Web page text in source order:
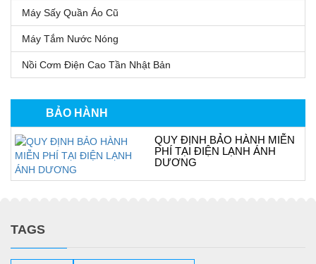
Máy Sấy Quần Áo Cũ
Máy Tắm Nước Nóng
Nồi Cơm Điện Cao Tần Nhật Bản
BẢO HÀNH
QUY ĐỊNH BẢO HÀNH MIỄN
PHÍ TẠI ĐIỆN LẠNH ÁNH
DƯƠNG
TAGS